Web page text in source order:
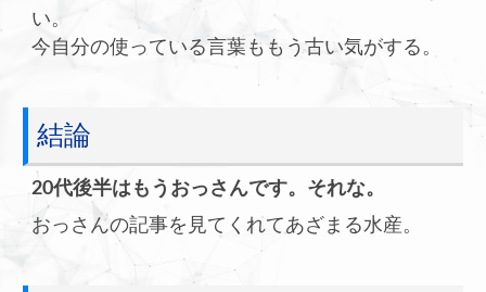
い。
今自分の使っている言葉ももう古い気がする。
結論
20代後半はもうおっさんです。それな。
おっさんの記事を見てくれてあざまる水産。